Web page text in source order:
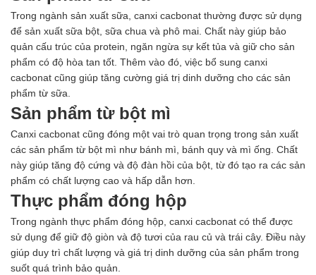
Trong ngành sản xuất sữa, canxi cacbonat thường được sử dụng
để sản xuất sữa bột, sữa chua và phô mai. Chất này giúp bảo
quản cấu trúc của protein, ngăn ngừa sự kết tủa và giữ cho sản
phẩm có độ hòa tan tốt. Thêm vào đó, việc bổ sung canxi
cacbonat cũng giúp tăng cường giá trị dinh dưỡng cho các sản
phẩm từ sữa.
Sản phẩm từ bột mì
Canxi cacbonat cũng đóng một vai trò quan trọng trong sản xuất
các sản phẩm từ bột mì như bánh mì, bánh quy và mì ống. Chất
này giúp tăng độ cứng và độ đàn hồi của bột, từ đó tạo ra các sản
phẩm có chất lượng cao và hấp dẫn hơn.
Thực phẩm đóng hộp
Trong ngành thực phẩm đóng hộp, canxi cacbonat có thể được
sử dụng để giữ độ giòn và độ tươi của rau củ và trái cây. Điều này
giúp duy trì chất lượng và giá trị dinh dưỡng của sản phẩm trong
suốt quá trình bảo quản.